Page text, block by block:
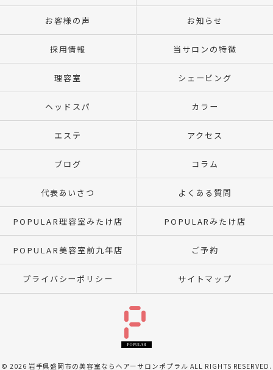
お客様の声 お知らせ
採用情報 当サロンの特徴
理容室 シェービング
ヘッドスパ カラー
エステ アクセス
ブログ コラム
代表あいさつ よくある質問
POPULAR理容室みたけ店 POPULARみたけ店
POPULAR美容室前九年店 ご予約
プライバシーポリシー サイトマップ
© 2026 岩手県盛岡市の美容室ならへアーサロンポプラル ALL RIGHTS RESERVED.